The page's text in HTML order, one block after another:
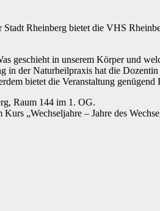
Rheinberg bietet die VHS
geschieht in unserem Körper und
in der Naturheilpraxis hat die
bietet die Veranstaltung
Raum 144 im 1. OG.
„Wechseljahre – Jahre des